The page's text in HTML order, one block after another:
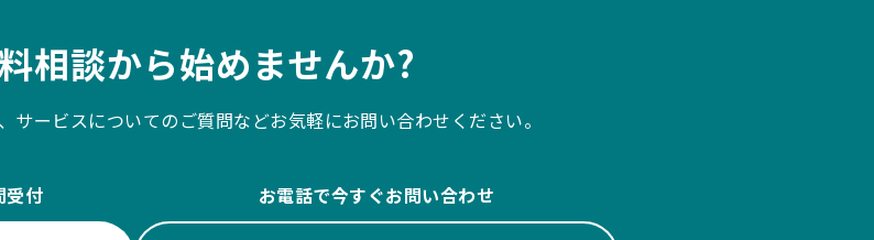
相談から始めませんか?
サービスについてのご質問などお気軽にお問い合わせください。
付 お電話で今すぐお問い合わせ